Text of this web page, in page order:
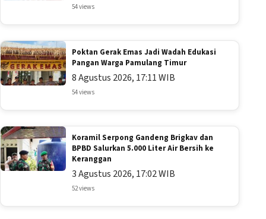
54 views
Poktan Gerak Emas Jadi Wadah Edukasi
Pangan Warga Pamulang Timur
8 Agustus 2026, 17:11 WIB
54 views
Koramil Serpong Gandeng Brigkav dan
BPBD Salurkan 5.000 Liter Air Bersih ke
Keranggan
3 Agustus 2026, 17:02 WIB
52 views